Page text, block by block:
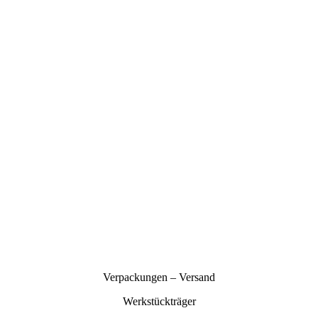
Verpackungen – Versand
Werkstückträger